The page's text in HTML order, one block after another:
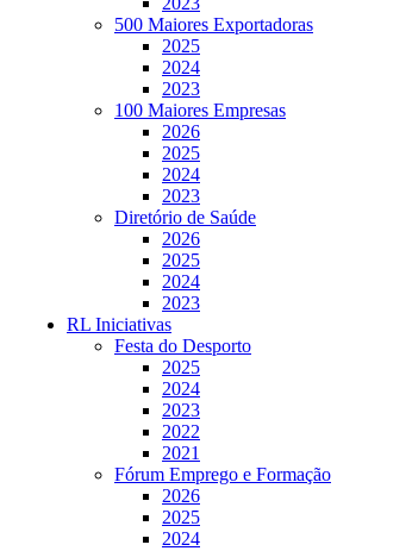
500 Maiores Exportadoras
2025
2024
2023
100 Maiores Empresas
2026
2025
2024
2023
Diretório de Saúde
2026
2025
2024
2023
RL Iniciativas
Festa do Desporto
2025
2024
2023
2022
2021
Fórum Emprego e Formação
2026
2025
2024